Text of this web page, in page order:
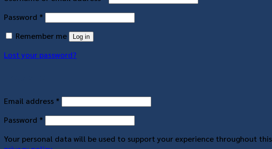
Password *
Remember me
Log in
Lost your password?
Email address *
Password *
Your personal data will be used to support your experience throughout